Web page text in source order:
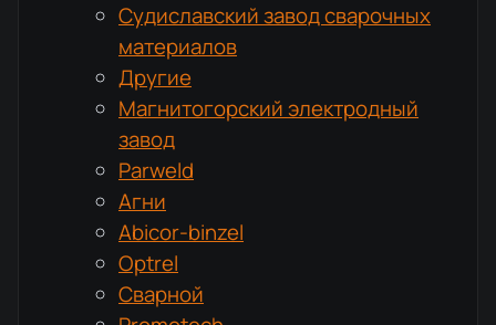
Судиславский завод сварочных
материалов
Другие
Магнитогорский электродный
завод
Parweld
Агни
Abicor-binzel
Optrel
Сварной